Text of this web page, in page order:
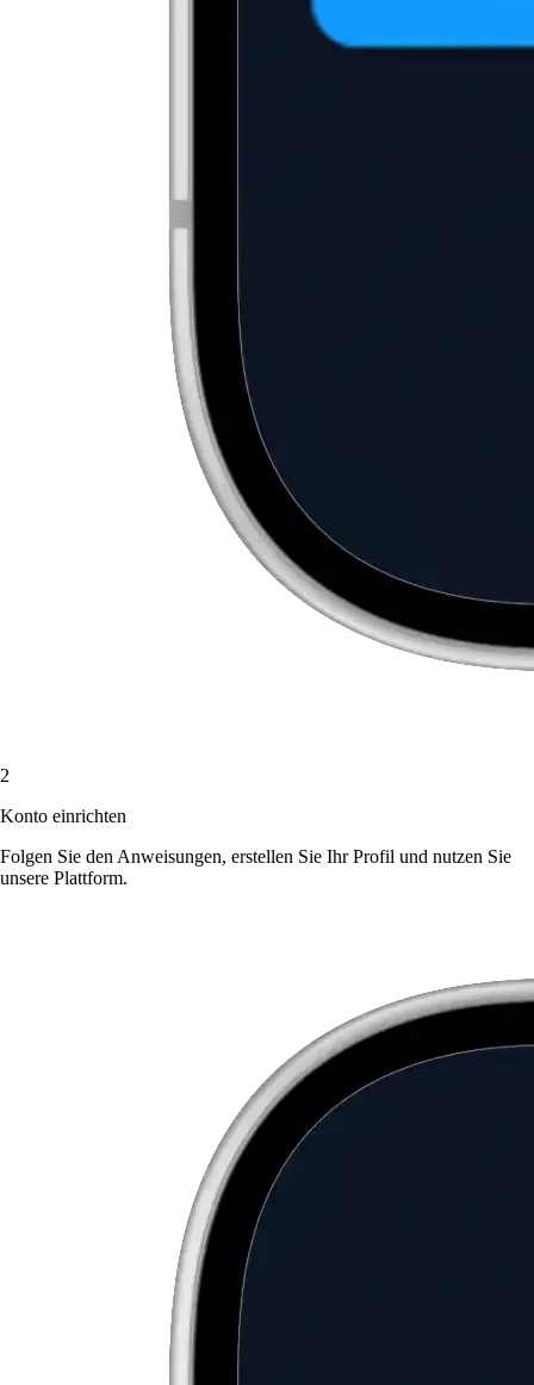
2
Konto einrichten
Folgen Sie den Anweisungen, erstellen Sie Ihr Profil und nutzen Sie
unsere Plattform.